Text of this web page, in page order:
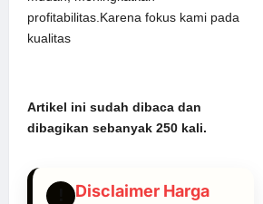
profitabilitas.Karena fokus kami pada
kualitas
Artikel ini sudah dibaca dan
dibagikan sebanyak 250 kali.
Disclaimer Harga